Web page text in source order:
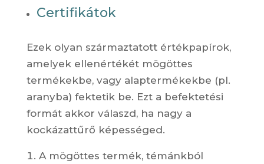
Certifikátok
Ezek olyan származtatott értékpapírok,
amelyek ellenértékét mögöttes
termékekbe, vagy alaptermékekbe (pl.
aranyba) fektetik be. Ezt a befektetési
formát akkor válaszd, ha nagy a
kockázattűrő képességed.
A mögöttes termék, témánkból